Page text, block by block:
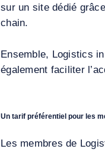
sur un site dédié
chain.
Ensemble, Logistics
également faciliter
Un tarif préférentiel pour les
Les membres de